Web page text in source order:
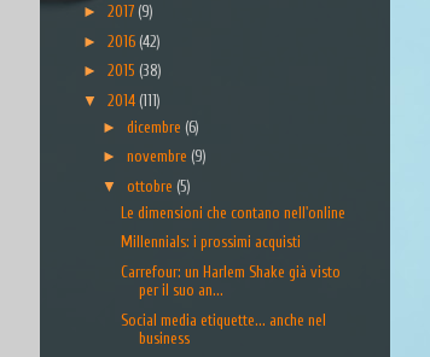
► 2017 (9)
► 2016 (42)
► 2015 (38)
▼ 2014 (111)
► dicembre (6)
► novembre (9)
▼ ottobre (5)
Le dimensioni che contano nell'online
Millennials: i prossimi acquisti
Carrefour: un Harlem Shake già visto
per il suo an...
Social media etiquette... anche nel
business